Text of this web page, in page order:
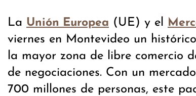
La Unión Europea (UE) y el
viernes en Montevideo un
la mayor zona de libre comercio
de negociaciones. Con un
700 millones de personas, este